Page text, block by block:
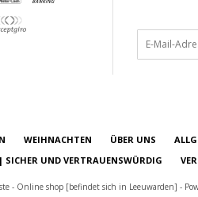
WEIHNACHTEN ÜBER UNS
UND VERTRAUENSWÜRDIG
- Online shop [befindet sich in Leeuwarden] -